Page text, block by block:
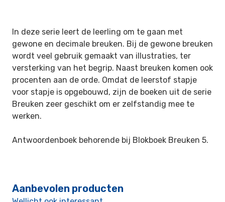
In deze serie leert de leerling om te gaan met
gewone en decimale breuken. Bij de gewone breuken
wordt veel gebruik gemaakt van illustraties, ter
versterking van het begrip. Naast breuken komen ook
procenten aan de orde. Omdat de leerstof stapje
voor stapje is opgebouwd, zijn de boeken uit de serie
Breuken zeer geschikt om er zelfstandig mee te
werken.
Antwoordenboek behorende bij Blokboek Breuken 5.
Aanbevolen producten